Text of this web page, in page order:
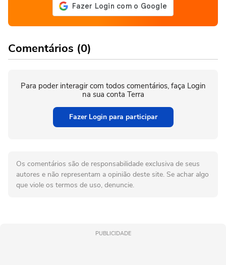
Comentários (0)
Para poder interagir com todos comentários, faça Login
na sua conta Terra
Fazer Login para participar
Os comentários são de responsabilidade exclusiva de seus
autores e não representam a opinião deste site. Se achar algo
que viole os termos de uso, denuncie.
PUBLICIDADE